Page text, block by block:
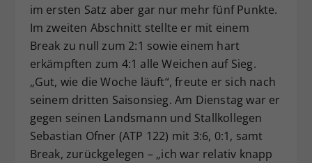
im ersten Satz aber gar nur mehr fünf Punkte.
Im zweiten Abschnitt stellte er mit einem
Break zu null zum 2:1 sowie einem hart
erkämpften zum 4:1 alle Weichen auf Sieg.
„Gut, wie die Woche läuft“, freute er sich nach
seinem dritten Saisonsieg. Am Dienstag war er
gegen seinen Landsmann und Stallkollegen
Sebastian Ofner (ATP 122) mit 3:6, 0:1, samt
Break, zurückgelegen – „ich war relativ knapp